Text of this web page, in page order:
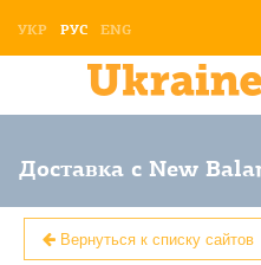
УКР РУС ENG
Доставка с New
Вернуться к списку сайтов